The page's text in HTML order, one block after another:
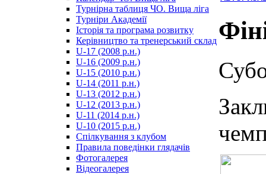
Турнірна таблиця ЧО. Вища ліга
Турніри Академії
Історія та програма розвитку
Керівництво та тренерський склад
U-17 (2008 р.н.)
U-16 (2009 р.н.)
U-15 (2010 р.н.)
U-14 (2011 р.н.)
U-13 (2012 р.н.)
U-12 (2013 р.н.)
U-11 (2014 р.н.)
U-10 (2015 р.н.)
Спілкування з клубом
Правила поведінки глядачів
Фотогалерея
Відеогалерея